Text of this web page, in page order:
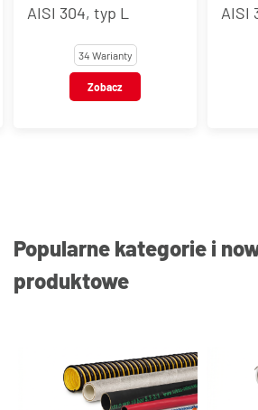
AISI 316, typ L
14 Wariantów
Zobacz
Popularne kategorie i
produktowe